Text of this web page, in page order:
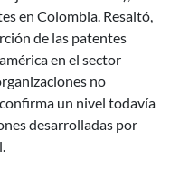
en Colombia. Resaltó,
de las patentes
en el sector
no
un nivel todavía
desarrolladas por